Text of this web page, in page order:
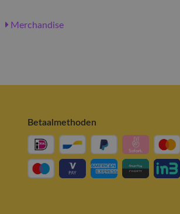
Merchandise
Betaalmethoden